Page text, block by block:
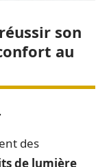
son
au
des
de lumière